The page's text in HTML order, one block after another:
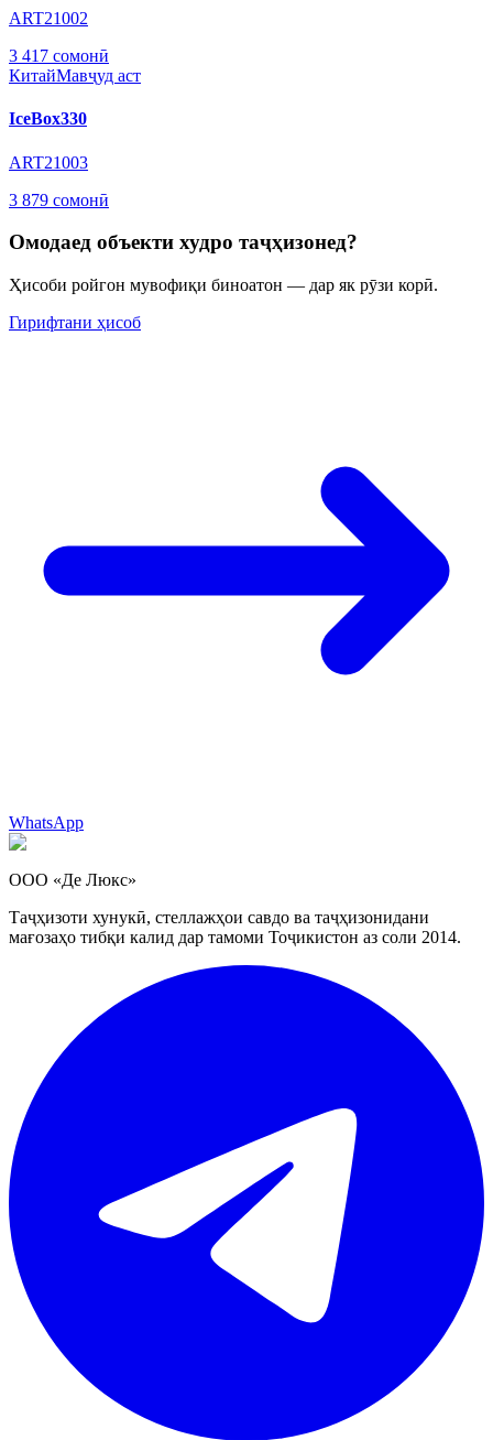
ART21002
3 417 сомонӣ
КитайМавҷуд аст
IceBox330
ART21003
3 879 сомонӣ
Омодаед объекти худро таҷҳизонед?
Ҳисоби ройгон мувофиқи биноатон — дар як рӯзи корӣ.
Гирифтани ҳисоб
WhatsApp
ООО «Де Люкс»
Таҷҳизоти хунукӣ, стеллажҳои савдо ва таҷҳизонидани
мағозаҳо тибқи калид дар тамоми Тоҷикистон аз соли 2014.